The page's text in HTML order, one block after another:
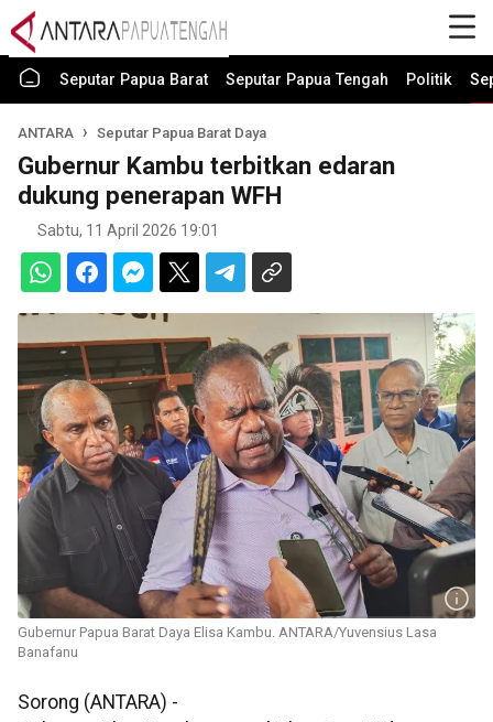
Seputar Papua Barat Seputar Papua Tengah Politik
ANTARA Seputar Papua Barat Daya
Gubernur Kambu terbitkan edaran
dukung penerapan WFH
Sabtu, 11 April 2026 19:01
Gubernur Papua Barat Daya Elisa Kambu. ANTARA/Yuvensius Lasa
Banafanu
Sorong (ANTARA) -